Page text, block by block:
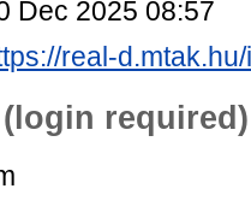
Dec 2025 08:57
real-
required)